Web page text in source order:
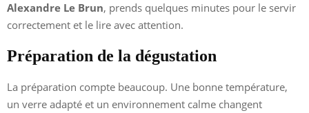
Alexandre Le Brun, prends quelques minutes pour le servir
correctement et le lire avec attention.
Préparation de la dégustation
La préparation compte beaucoup. Une bonne température,
un verre adapté et un environnement calme changent